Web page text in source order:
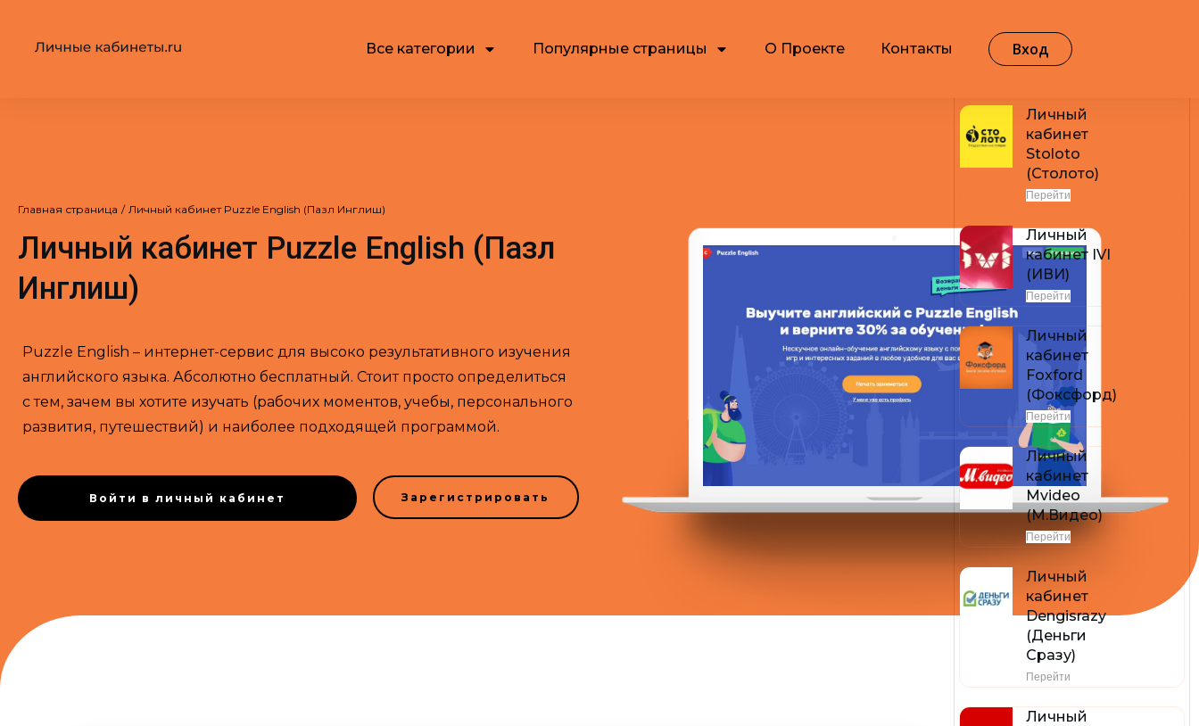
Все категории Популярные страницы О Проекте Контакты Вход
Главная страница / Личный кабинет Puzzle English (Пазл Инглиш)
Личный кабинет Puzzle English (Пазл
Инглиш)
Puzzle English – интернет-сервис для высоко результативного изучения
английского языка. Абсолютно бесплатный. Стоит просто определиться
с тем, зачем вы хотите изучать (рабочих моментов, учебы, персонального
развития, путешествий) и наиболее подходящей программой.
Войти в личный кабинет Зарегистрировать
Самые популярные
Личный
кабинет
Stoloto
(Столото)
Перейти
Личный
кабинет IVI
(ИВИ)
Перейти
Личный
кабинет
Foxford
(Фоксфорд)
Перейти
Личный
кабинет
Mvideo
(М.Видео)
Перейти
Личный
кабинет
Dengisrazy
(Деньги
Сразу)
Перейти
Личный